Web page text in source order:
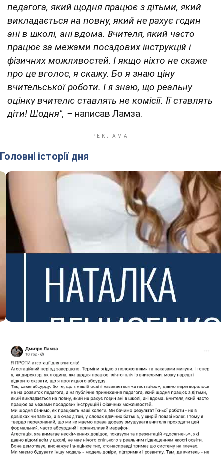
педагога, який щодня працює з дітьми, який
викладається на повну, який не рахує годин
ані в школі, ані вдома. Вчителя, який часто
працює за межами посадових інструкцій і
фізичних можливостей. І якщо ніхто не скаже
про це вголос, я скажу. Бо я знаю ціну
вчительської роботи. І я знаю, що реальну
оцінку вчителю ставлять не комісії. Її ставлять
діти! Щодня", – написав Ламза.
Головні історії дня